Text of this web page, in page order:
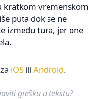
kratkom vremenskom
puta dok se ne
između tura, jer one
iOS ili Android.
grešku u tekstu?